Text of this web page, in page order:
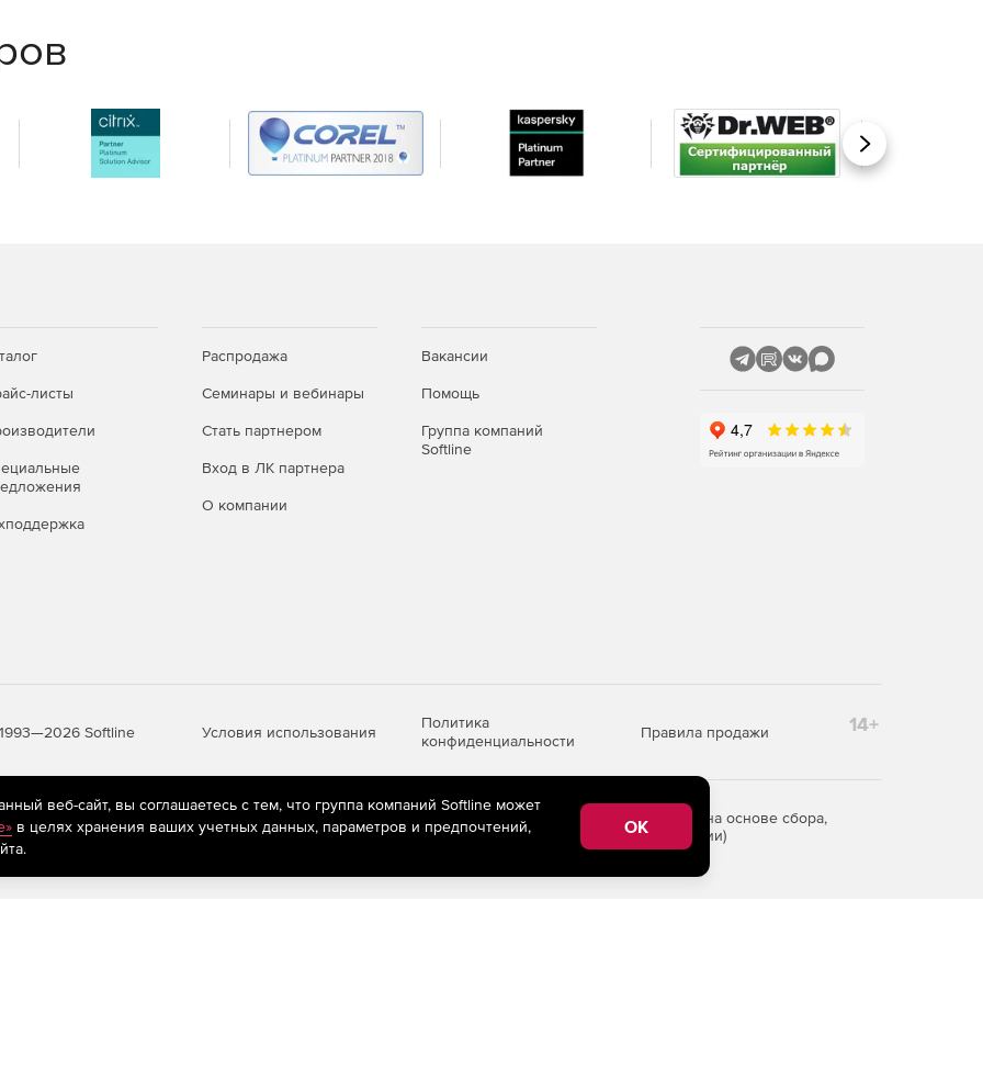
Вперед
листы
Распродажа
Семинары и вебинары
Стать партнером
Вход в ЛК партнера
О компании
Вакансии
Помощь
Группа компаний
Softline
Softline Условия использования
Политика
конфиденциальности
Правила продажи 14+
рекомендательные технологии
(информационные технологии предоставления информации на основе сбора,
пользователей сети «Интернет», находящихся на территории Российской Федерации)
веб-сайт, вы соглашаетесь с тем, что группа компаний Softline может
в целях хранения ваших учетных данных, параметров и предпочтений,
OK